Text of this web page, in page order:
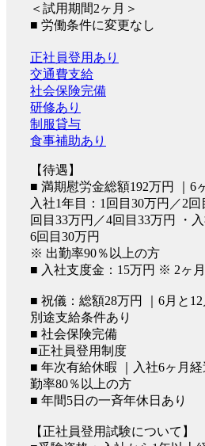
＜試用期間2ヶ月＞
■ 労働条件に変更なし
正社員登用あり
交通費支給
社会保険完備
研修あり
制服貸与
食事補助あり
【待遇】
■ 満期慰労金総額192万円 ｜6
入社1年目：1回目30万円／2
回目33万円／4回目33万円 ・
6回目30万円
※ 出勤率90％以上の方
■ 入社支度金：15万円 ※ 2ヶ
■ 祝儀：総額28万円 ｜6月と
別途支給条件あり
■ 社会保険完備
■正社員登用制度
■ 年次有給休暇 ｜入社6ヶ月
勤率80％以上の方
■ 年間5日の一斉年休日あり
【正社員登用試験について】